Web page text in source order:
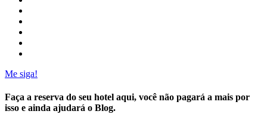
Me siga!
Faça a reserva do seu hotel aqui, você não pagará a mais por
isso e ainda ajudará o Blog.